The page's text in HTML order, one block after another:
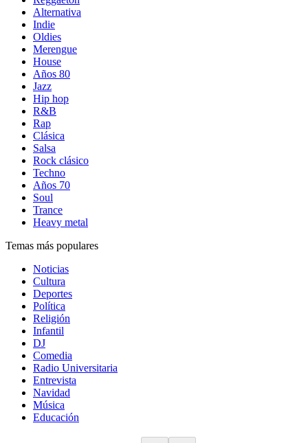
Alternativa
Indie
Oldies
Merengue
House
Años 80
Jazz
Hip hop
R&B
Rap
Clásica
Salsa
Rock clásico
Techno
Años 70
Soul
Trance
Heavy metal
Temas más populares
Noticias
Cultura
Deportes
Política
Religión
Infantil
DJ
Comedia
Radio Universitaria
Entrevista
Navidad
Música
Educación